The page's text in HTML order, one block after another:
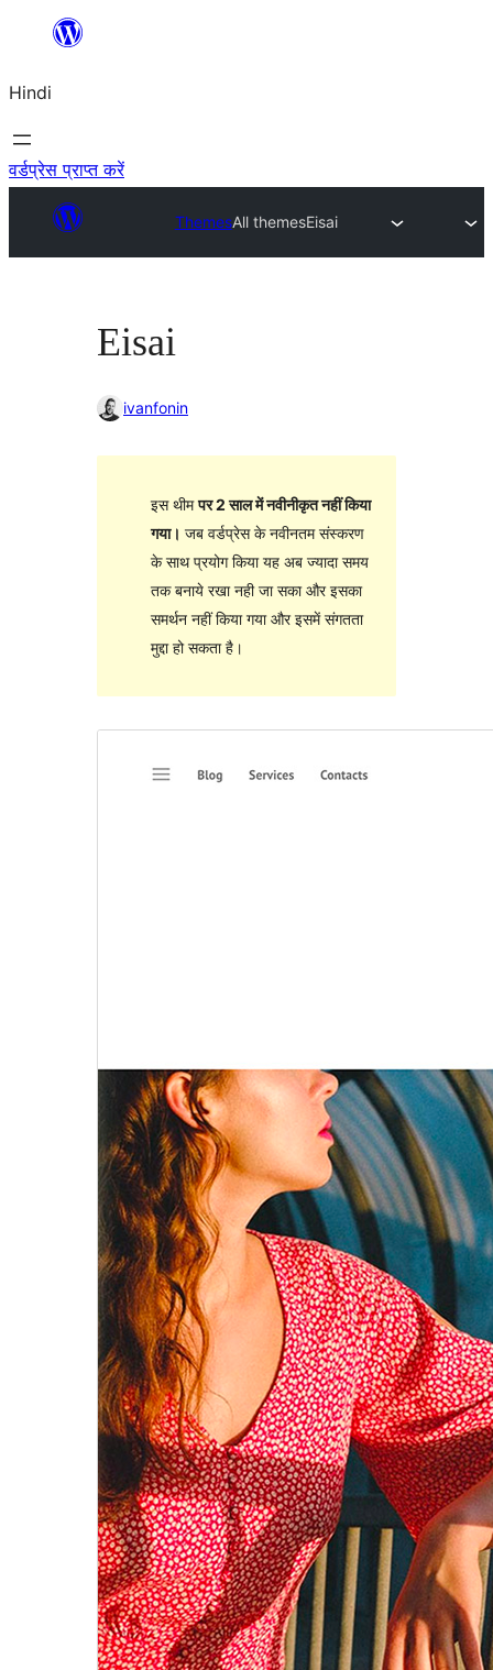
सामग्री
जाएं
Hindi
वर्डप्रेस प्राप्त करें
ThemesAll themesEisai
Eisai
ivanfonin
इस थीमपर 2 साल में नवीनीकृत नहीं किया
गया। जब वर्डप्रेस के नवीनतम संस्करण
के साथ प्रयोग किया यह अब ज्यादा समय
तक बनाये रखा नही जा सका और इसका
समर्थन नहीं किया गया और इसमें संगतता
मुद्दा हो सकता है।